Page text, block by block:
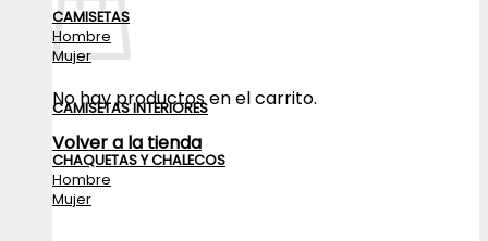
No hay productos en el carrito.
Volver a la tienda
CAMISETAS
Hombre
Mujer
CAMISETAS INTERIORES
CHAQUETAS Y CHALECOS
Hombre
Mujer